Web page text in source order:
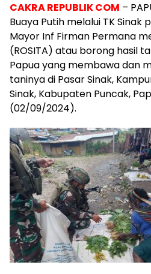
CAKRA REPUBLIK COM –
Buaya Putih melalui TK
Mayor Inf Firman Permana
(ROSITA) atau borong hasil
Papua yang membawa dan
taninya di Pasar Sinak,
Sinak, Kabupaten Puncak,
(02/09/2024).